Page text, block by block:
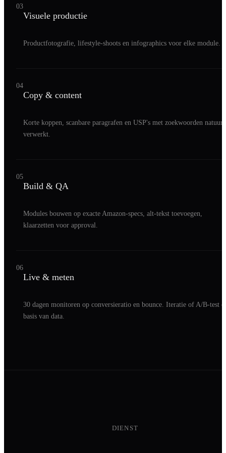
03
Visuele productie
Productfotografie, lifestyle-shoots en infographics voor elke module.
04
Copy & content
Korte koppen, scanbare paragrafen en USP's met zoekwoorden
verwerkt.
05
Build & QA
Modules bouwen op exacte Amazon-specs, alt-tekst toevoegen,
klaarzetten voor approval.
06
Live & meten
30 dagen monitoren op conversieratio en bounce. Iteratie of A/B-test
basis van data.
DIENST